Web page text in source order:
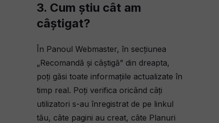
3. Cum știu cât am
câștigat?
În Panoul Webmaster, în secțiunea
„Recomandă și câștigă” din dreapta,
poți găsi toate informațiile actualizate în
timp real. Poți verifica oricând câți
utilizatori s-au înregistrat de pe linkul
tău, câte pagini au creat, câte Planuri